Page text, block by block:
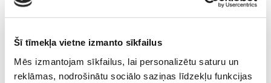
Šī tīmekļa vietne izmanto sīkfailus
Mēs izmantojam sīkfailus, lai personalizētu saturu un
reklāmas, nodrošinātu sociālo saziņas līdzekļu funkcijas
Valītis Vincents"
kinoteātros no 31. Jūlija -
Mazais valītis ar lielu sirdi
Friso Gold - saudzīgs
atbalsts mazuļa attīstībai
piebarošanas laikā